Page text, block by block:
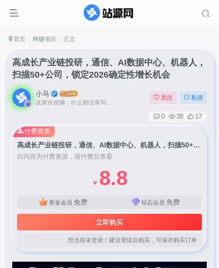
首页 网赚项目 正文
高成长产业链投研，通信、AI数据中心、机器人，
扫描50+公司，锁定2026确定性增长机会
小马
这家伙很懒，什么都没有写...
关注 私信
0 38 17
高成长产业链投研，通信、AI数据中心、机器人，扫描50+公司，锁定2026确定性增长机会
此内容为付费资源，请付费后查看
￥ 8.8
黄金会员 免费 钻石会员 免费
立即购买
您当前未登录！建议登陆后购买，可保存购买订单
付费资源